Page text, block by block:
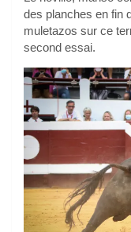
des planches en fin
muletazos sur ce
second essai.